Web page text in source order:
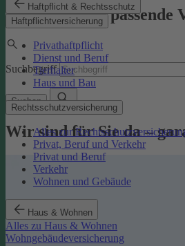
Haftpflicht & Rechtsschutz
Haftpflichtversicherung
Privathaftpflicht
Dienst und Beruf
Tierhalter
Haus und Bau
Rechtsschutzversicherung
Alles zur
Privat, Beruf und Verkehr
Privat und Beruf
Verkehr
Wohnen und Gebäude
Haus & Wohnen
Alles zu Haus & Wohnen
Wohngebäudeversicherung
Finden Sie die passende
Suchbegriff
Suchen
Wir sind für Sie da –